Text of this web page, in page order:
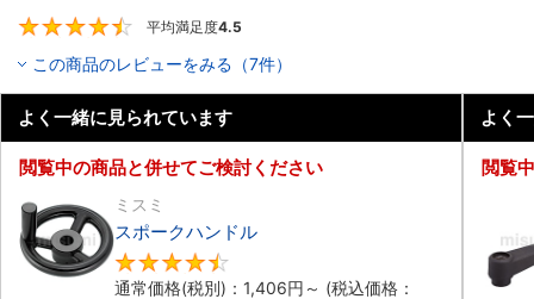
平均満足度4.5
この商品のレビューをみる（7件）
よく一緒に見られています
閲覧中の商品と併せてご検討ください
ミスミ
スポークハンドル
通常価格(税別)： 1,406円 ～ (税込価格：
よく
閲覧